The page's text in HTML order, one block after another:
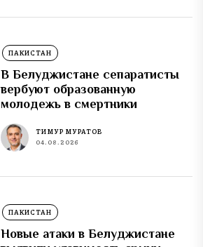
ПАКИСТАН
В Белуджистане сепаратисты
вербуют образованную
молодежь в смертники
ТИМУР МУРАТОВ
04.08.2026
ПАКИСТАН
Новые атаки в Белуджистане